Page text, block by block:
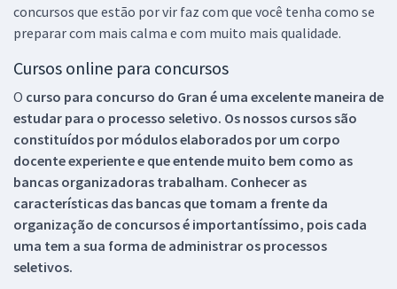
concursos que estão por vir faz com que você tenha como se
preparar com mais calma e com muito mais qualidade.
Cursos online para concursos
O curso para concurso do Gran é uma excelente maneira de
estudar para o processo seletivo. Os nossos cursos são
constituídos por módulos elaborados por um corpo
docente experiente e que entende muito bem como as
bancas organizadoras trabalham. Conhecer as
características das bancas que tomam a frente da
organização de concursos é importantíssimo, pois cada
uma tem a sua forma de administrar os processos
seletivos.